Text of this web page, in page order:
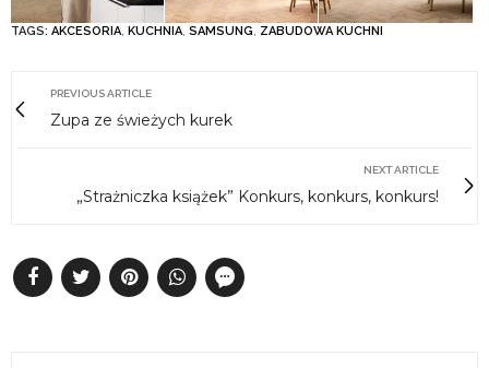
TAGS: AKCESORIA KUCHNIA SAMSUNG ZABUDOWA KUCHNI
PREVIOUS ARTICLE
Zupa ze świeżych kurek
NEXT ARTICLE
„Strażniczka książek” Konkurs, konkurs, konkurs!